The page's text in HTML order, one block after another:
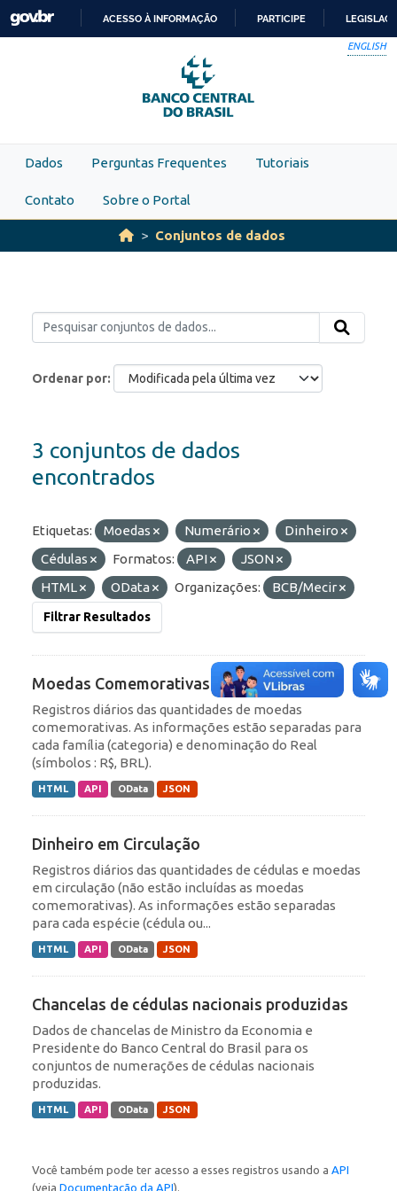
Skip to main content
PARA
O
CONTEÚDO
ACESSO À INFORMAÇÃO PARTICIPE
ENGLISH
Dados Perguntas Frequentes Tutoriais
Contato Sobre o Portal
Conjuntos de dados
Ordenar por
3 conjuntos de dados
encontrados
Etiquetas: Moedas Numerário
Dinheiro
Cédulas
Formatos: API
JSON
HTML
OData Organizações: BCB/Mecir
Filtrar Resultados
Moedas Comemorativas
Registros diários das quantidades de moedas
comemorativas. As informações estão separadas para
cada família (categoria) e denominação do Real
(símbolos : R$, BRL).
HTML API OData JSON
Dinheiro em Circulação
Registros diários das quantidades de cédulas e moedas
em circulação (não estão incluídas as moedas
comemorativas). As informações estão separadas
para cada espécie (cédula ou...
HTML API OData JSON
Chancelas de cédulas nacionais produzidas
Dados de chancelas de Ministro da Economia e
Presidente do Banco Central do Brasil para os
conjuntos de numerações de cédulas nacionais
produzidas.
HTML API OData JSON
Você também pode ter acesso a esses registros usando a API
(veja Documentação da API).